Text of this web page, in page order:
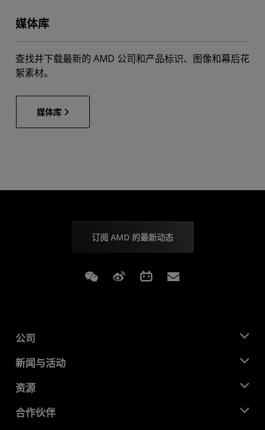
媒体库
查找并下载最新的 AMD 公司和产品标识、图像和幕后花
絮素材。
媒体库
订阅 AMD 的最新动态
Weixin Weibo Bilibili
公司
关于 AMD
企业责任
就业机会
联系我们
新闻与活动
新闻中心
媒体库
资源
开发中心
合作伙伴